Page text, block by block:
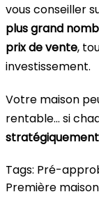
vous conseiller
plus grand
prix de vente,
investissement.
Votre maison
rentable… si
stratégiquement
Tags: Pré-
Première maison